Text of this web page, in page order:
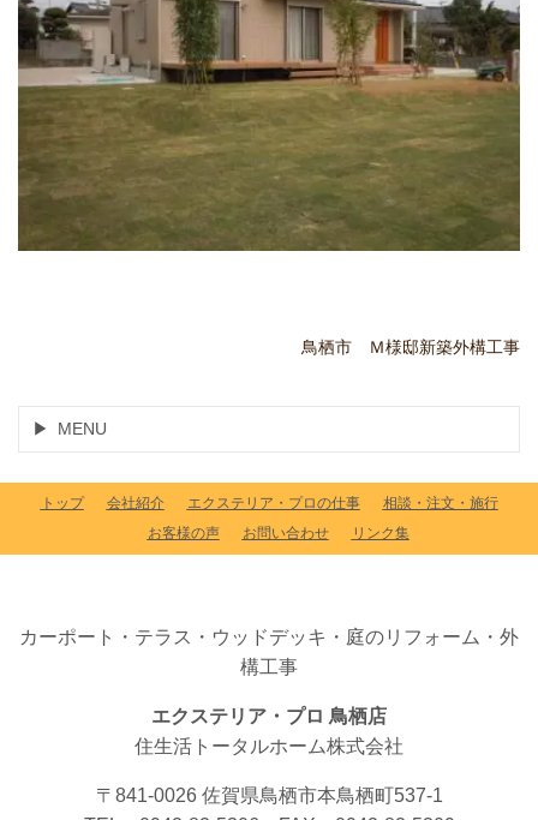
鳥栖市 Ｍ様邸新築外構工事
MENU
トップ 会社紹介 エクステリア・プロの仕事
相談・注文・施行
お客様の声
お問い合わせ リンク集
カーポート・テラス・ウッドデッキ・庭のリフォーム・外
構工事
エクステリア・プロ 鳥栖店
住生活トータルホーム株式会社
〒841-0026 佐賀県鳥栖市本鳥栖町537-1